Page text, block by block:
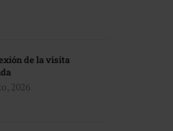
de la visita
2026